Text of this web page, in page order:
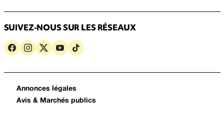
SUIVEZ-NOUS SUR LES RÉSEAUX
Annonces légales
Avis & Marchés publics